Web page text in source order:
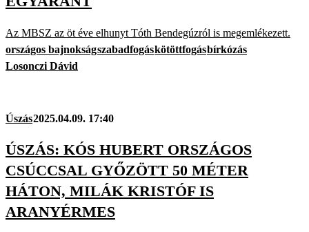
Az MBSZ az öt éve elhunyt Tóth Bendegúzról is megemlékezett.
országos bajnokságszabadfogáskötöttfogásbírkózás
Losonczi Dávid
Úszás2025.04.09. 17:40
ÚSZÁS: KÓS HUBERT ORSZÁGOS
CSÚCCSAL GYŐZÖTT 50 MÉTER
HÁTON, MILÁK KRISTÓF IS
ARANYÉRMES